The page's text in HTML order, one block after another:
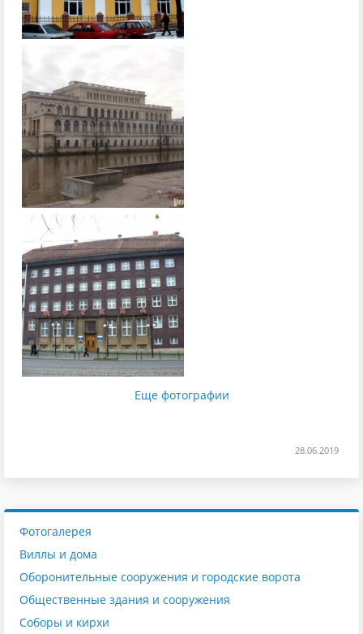
Еще фотографии
28.06.2019
Фотогалерея
Виллы и дома
Оборонительные сооружения и городские ворота
Общественные здания и сооружения
Соборы и кирхи